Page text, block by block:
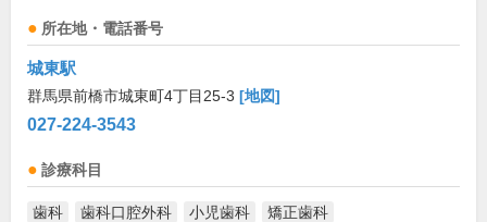
所在地・電話番号
城東駅
群馬県前橋市城東町4丁目25-3 [地図]
027-224-3543
診療科目
歯科 歯科口腔外科 小児歯科 矯正歯科